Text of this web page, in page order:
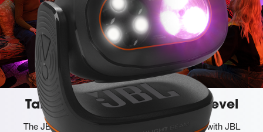
Take your party to the next level
The JBL PartyLight Beam syncs automatically with JBL